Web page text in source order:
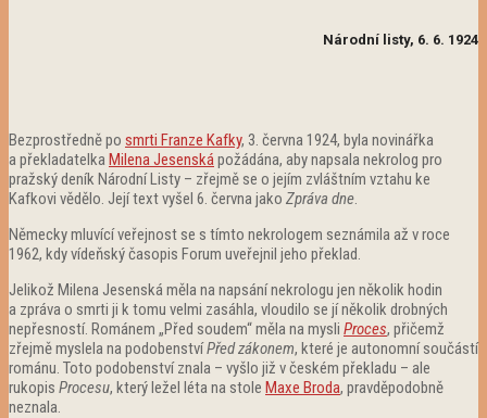
Národní listy, 6. 6. 1924
Bezprostředně po smrti Franze Kafky, 3. června 1924, byla novinářka
a překladatelka Milena Jesenská požádána, aby napsala nekrolog pro
pražský deník Národní Listy – zřejmě se o jejím zvláštním vztahu ke
Kafkovi vědělo. Její text vyšel 6. června jako Zpráva dne
Německy mluvící veřejnost se s tímto nekrologem seznámila až v roce
1962, kdy vídeňský časopis Forum uveřejnil jeho překlad.
Jelikož Milena Jesenská měla na napsání nekrologu jen několik hodin
a zpráva o smrti ji k tomu velmi zasáhla, vloudilo se jí několik drobných
nepřesností. Románem „Před soudem“ měla na mysli Proces, přičemž
zřejmě myslela na podobenstvíPřed zákonem, které je autonomní součástí
románu. Toto podobenství znala – vyšlo již v českém překladu – ale
rukopis Procesu, který ležel léta na stole Maxe Broda, pravděpodobně
neznala.